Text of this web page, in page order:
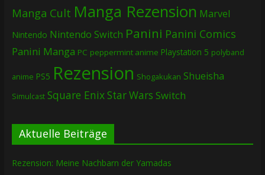
Manga Cult Manga Rezension Marvel
Nintendo Nintendo Switch Panini Panini Comics
Panini Manga PC peppermint anime Playstation 5 polyband
anime PS5 Rezension Shogakukan Shueisha
Simulcast Square EnixStar Wars Switch
Aktuelle Beiträge
Rezension: Meine Nachbarn der Yamadas